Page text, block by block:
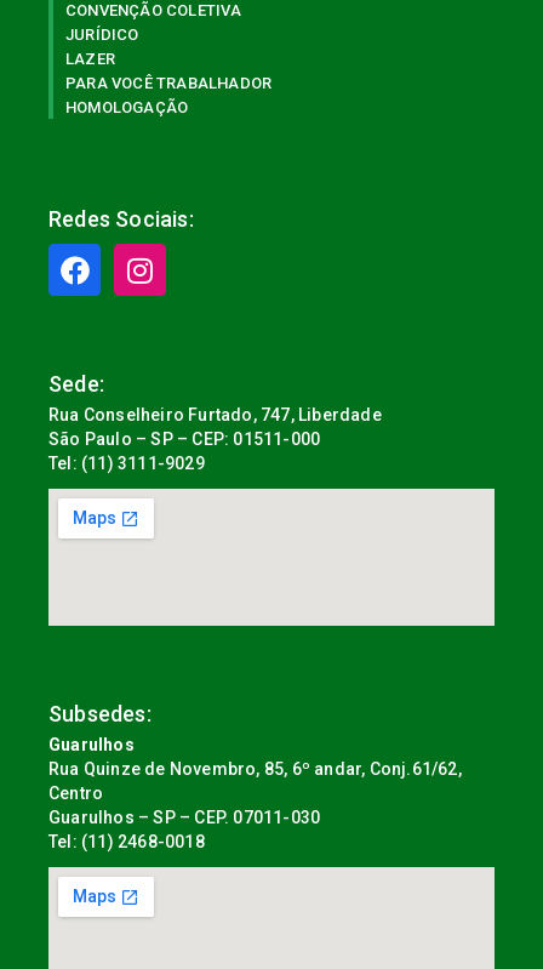
CONVENÇÃO COLETIVA
JURÍDICO
LAZER
PARA VOCÊ TRABALHADOR
HOMOLOGAÇÃO
Redes Sociais:
Sede:
Rua Conselheiro Furtado, 747, Liberdade
São Paulo – SP – CEP: 01511-000
Tel: (11) 3111-9029
Subsedes:
Guarulhos
Rua Quinze de Novembro, 85, 6º andar, Conj.61/62,
Centro
Guarulhos – SP – CEP. 07011-030
Tel: (11) 2468-0018